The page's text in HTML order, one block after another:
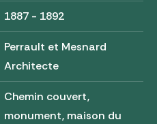
1887 - 1892
Perrault et Mesnard
Architecte
Chemin couvert,
monument, maison du